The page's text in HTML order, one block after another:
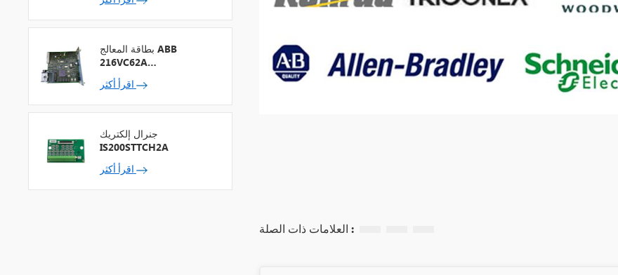
العلامات ذات الصلة :
بطاقة المعالج ABB
216VC62A
HESG324442R13
جنرال إلكتريك
IS200STTCH2A